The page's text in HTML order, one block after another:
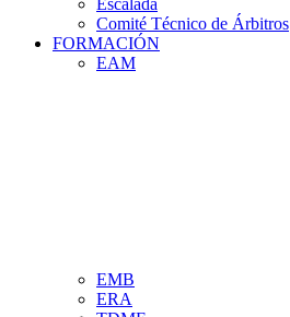
Escalada
Comité Técnico de Árbitros
FORMACIÓN
EAM
EMB
ERA